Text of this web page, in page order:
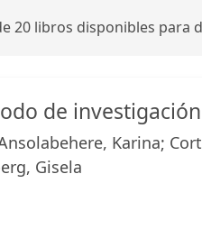
20 libros disponibles para
de
Karina;
Gisela